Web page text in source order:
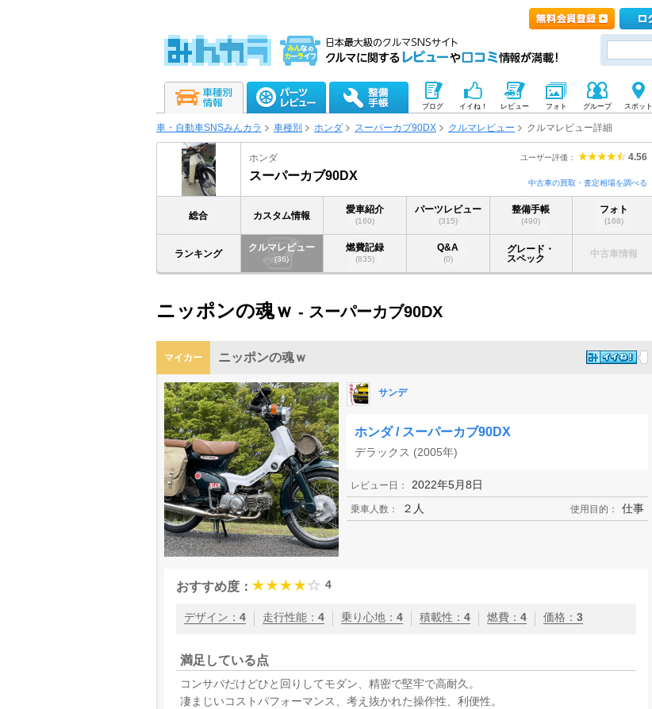
ブログ イイね！ レビュー フォト グループ スポット
車・自動車SNSみんカラ 車種別 ホンダ スーパーカブ90DX クルマレビュー クルマレビュー詳細
ユーザー評価： 4.56
ホンダ
スーパーカブ90DX
中古車の買取・査定相場を調べる
総合 カスタム情報
愛車紹介
(160)
パーツレビュー
(315)
整備手帳
(490)
フォト
(168)
ランキング
クルマレビュー
(36)
燃費記録
(835)
Q&A
(0)
グレード・
スペック
中古車情報
ニッポンの魂ｗ - スーパーカブ90DX
マイカー ニッポンの魂ｗ
サンデ
ホンダ / スーパーカブ90DX
デラックス (2005年)
レビュー日： 2022年5月8日
乗車人数： ２人 使用目的： 仕事
おすすめ度： 4
デザイン ： 4 走行性能 ： 4 乗り心地 ： 4 積載性 ： 4 燃費 ： 4 価格 ： 3
満足している点
コンサバだけどひと回りしてモダン、精密で堅牢で高耐久。
凄まじいコストパフォーマンス、考え抜かれた操作性、利便性。